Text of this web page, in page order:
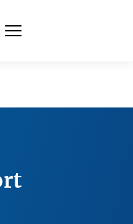
Menü